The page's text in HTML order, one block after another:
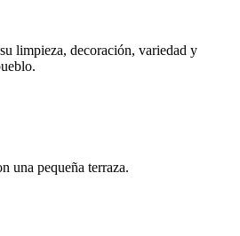
limpieza, decoración, variedad y
una pequeña terraza.